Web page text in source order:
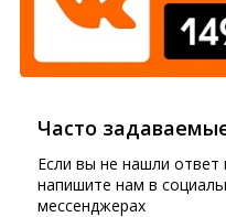
Часто
Если вы не нашли ответ
напишите нам в
мессенджерах